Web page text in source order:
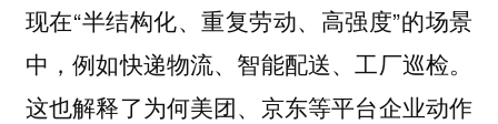
现在“半结构化、重复劳动、高强度”的场景
中，例如快递物流、智能配送、工厂巡检。
这也解释了为何美团、京东等平台企业动作